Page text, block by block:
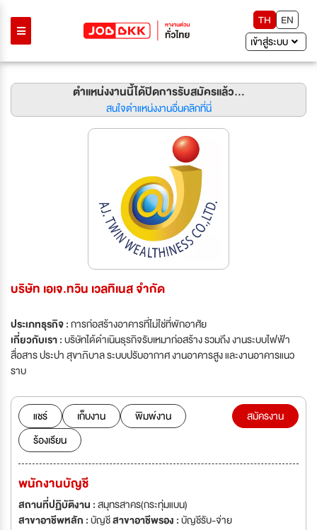
TH
EN
เข้าสู่ระบบ
ตำแหน่งงานนี้ได้ปิดการรับสมัครแล้ว...
สนใจตำแหน่งงานอื่นคลิกที่นี่
บริษัท เอเจ.ทวิน เวลทิเนส จำกัด
ประเภทธุรกิจ :การก่อสร้างอาคารที่ไม่ใช่ที่พักอาศัย
เกี่ยวกับเรา :บริษัทได้ดำเนินธุรกิจรับเหมาก่อสร้าง รวมถึง งานระบบไฟฟ้า
สื่อสาร ประปา สุขาภิบาล ระบบปรับอากาศ งานอาคารสูง และงานอาคารแนว
ราบ
แชร์ เก็บงาน
พิมพ์งาน
ร้องเรียน
สมัครงาน
พนักงานบัญชี
สถานที่ปฏิบัติงาน :สมุทรสาคร(กระทุ่มแบน)
สาขาอาชีพหลัก :บัญชีสาขาอาชีพรอง :บัญชีรับ-จ่าย